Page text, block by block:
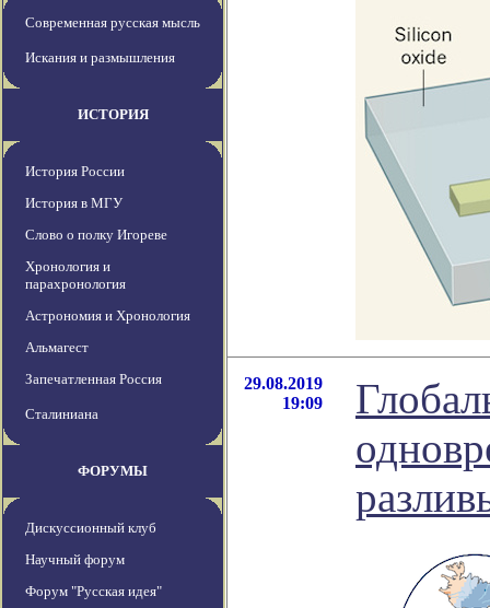
Современная русская мысль
Искания и размышления
ИСТОРИЯ
История России
История в МГУ
Слово о полку Игореве
Хронология и
парахронология
Астрономия и Хронология
Альмагест
Запечатленная Россия
Сталиниана
ФОРУМЫ
Дискуссионный клуб
Научный форум
Форум "Русская идея"
29.08.2019
19:09